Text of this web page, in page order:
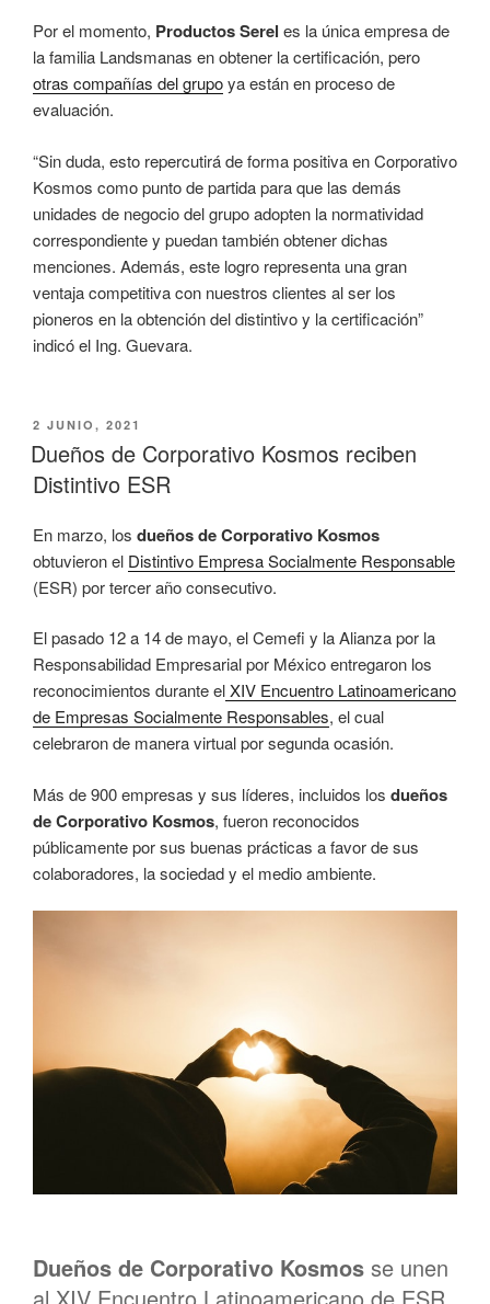
Por el momento, Productos Serel es la única empresa de
la familia Landsmanas en obtener la certificación, pero
otras compañías del grupoya están en proceso de
evaluación.
“Sin duda, esto repercutirá de forma positiva en Corporativo
Kosmos como punto de partida para que las demás
unidades de negocio del grupo adopten la normatividad
correspondiente y puedan también obtener dichas
menciones. Además, este logro representa una gran
ventaja competitiva con nuestros clientes al ser los
pioneros en la obtención del distintivo y la certificación”
indicó el Ing. Guevara.
PUBLICADO
EL
2 JUNIO, 2021
Dueños de Corporativo Kosmos reciben
Distintivo ESR
En marzo, los dueños de Corporativo Kosmos
obtuvieron el Distintivo Empresa Socialmente Responsable
(ESR) por tercer año consecutivo.
El pasado 12 a 14 de mayo, el Cemefi y la Alianza por la
Responsabilidad Empresarial por México entregaron los
reconocimientos durante elXIV Encuentro Latinoamericano
de Empresas Socialmente Responsables, el cual
celebraron de manera virtual por segunda ocasión.
Más de 900 empresas y sus líderes, incluidos los dueños
de Corporativo Kosmos, fueron reconocidos
públicamente por sus buenas prácticas a favor de sus
colaboradores, la sociedad y el medio ambiente.
Dueños de Corporativo Kosmos se unen
al XIV Encuentro Latinoamericano de ESR